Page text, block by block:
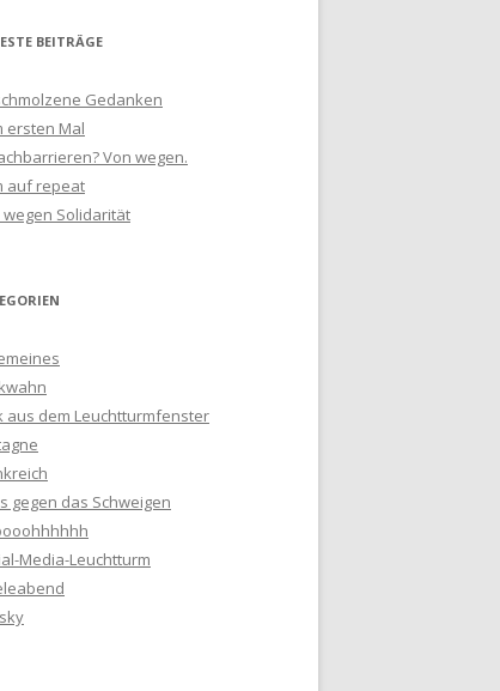
BEITRÄGE
Gedanken
ersten Mal
Von wegen.
auf repeat
wegen Solidarität
aus dem Leuchtturmfenster
gegen das Schweigen
Media-Leuchtturm